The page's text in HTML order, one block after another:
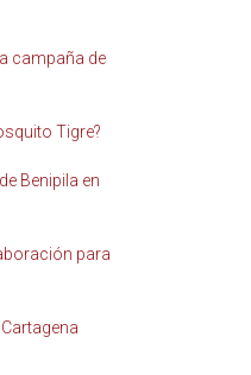
campaña de
Tigre?
Benipila en
para